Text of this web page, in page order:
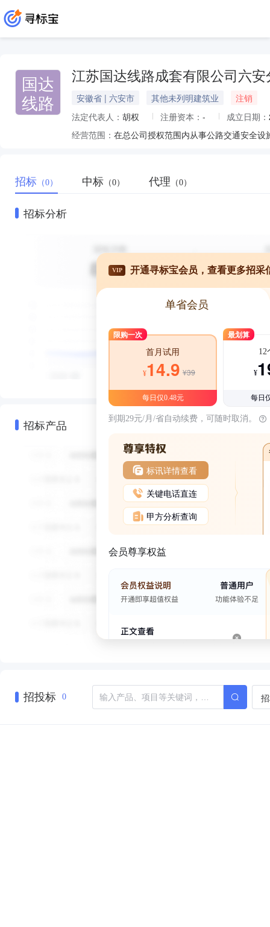
国达
线路
江苏国达线路成套有限公司六安
安徽省 | 六安市 其他未列明建筑业
注销
法定代表人： 胡权 注册资本： - 成立日期：
经营范围： 在总公司授权范围内从事公路交通安全
招标 （0） 中标 （0） 代理 （0）
招标分析
招标产品
VIP 开通寻标宝会员，查看更多招采
单省会员
限购一次
首月试用
¥14.9 ¥39
每日仅0.48元
最划算
12
¥
每日
到期29元/月/省自动续费，可随时取消。
标讯详情查看
关键电话直连
甲方分析查询
会员尊享权益
招投标 0